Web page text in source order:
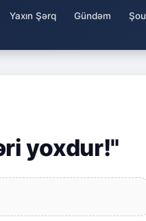
Yaxın Şərq Gündəm Şou
yoxdur!"